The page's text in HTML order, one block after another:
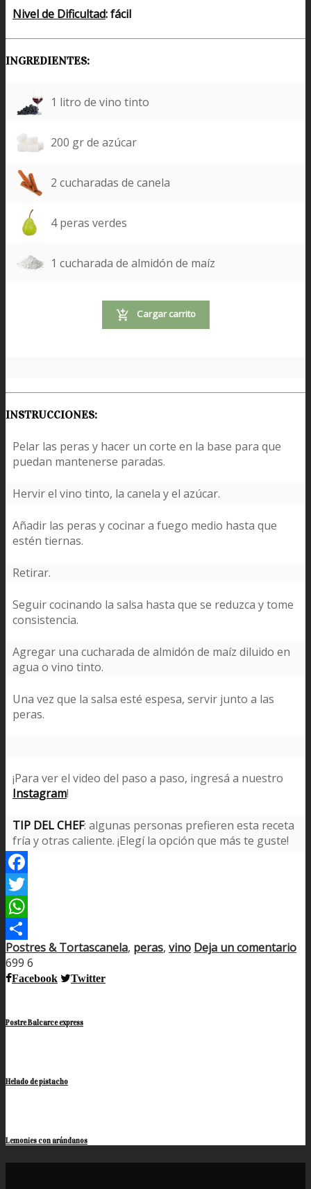
Nivel de Dificultad: fácil
INGREDIENTES:
1 litro de vino tinto
200 gr de azúcar
2 cucharadas de canela
4 peras verdes
1 cucharada de almidón de maíz
Cargar carrito
INSTRUCCIONES:
Pelar las peras y hacer un corte en la base para que
puedan mantenerse paradas.
Hervir el vino tinto, la canela y el azúcar.
Añadir las peras y cocinar a fuego medio hasta que
estén tiernas.
Retirar.
Seguir cocinando la salsa hasta que se reduzca y tome
consistencia.
Agregar una cucharada de almidón de maíz diluido en
agua o vino tinto.
Una vez que la salsa esté espesa, servir junto a las
peras.
¡Para ver el video del paso a paso, ingresá a nuestro
Instagram!
TIP DEL CHEF: algunas personas prefieren esta receta
fría y otras caliente. ¡Elegí la opción que más te guste!
Facebook
Twitter
WhatsApp
Compartir
Postres & Tortascanela, peras, vino Deja un comentario
699 6
Facebook Twitter
Postre Balcarce express
Helado de pistacho
Lemonies con arándanos